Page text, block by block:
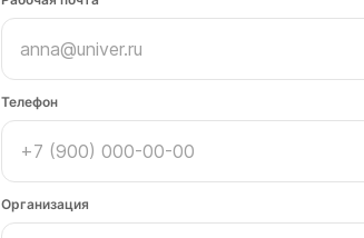
Телефон
Организация